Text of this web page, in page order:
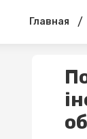
Главная /